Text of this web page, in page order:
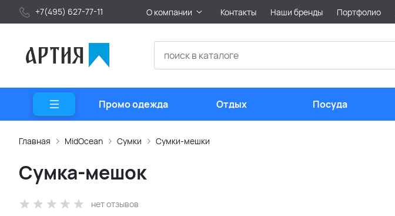
+7(495) 627-77-11 О компании Контакты Наши бренды Портфолио
Промо одежда Отдых Посуда
Главная MidOcean Сумки Сумки-мешки
Сумка-мешок
нет отзывов